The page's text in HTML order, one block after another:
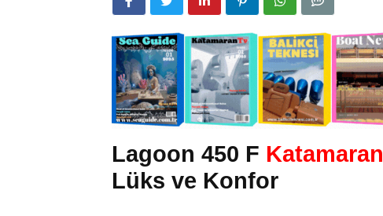
Lagoon 450 F Katamaran
Lüks ve Konfor